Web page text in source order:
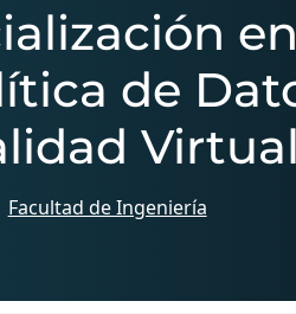
de
Facultad de Ingeniería